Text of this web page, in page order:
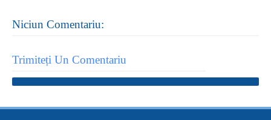
Niciun Comentariu:
Trimiteți Un Comentariu